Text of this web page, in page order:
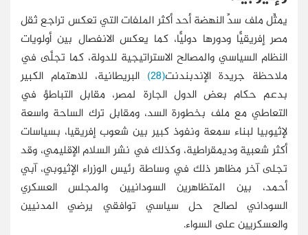
يمثِّل ملف سدِّ النهضة أحد أكثر الملفات التي تعكس تراجع ثقل
مصر إفريقيًّا ودورها دوليًّا، كما يعكس الانفصال بين أولويات
النظام السياسي والمصالح الاستراتيجية للدولة، كما تجلَّى في
ملاحظة جريدة الإندبندنت(28)
البريطانية، للاهتمام الكبير
بدعم حكام بعض الدول الجارة لمصر، مقابل التباطؤ في
التعاطي مع ملف بخطورة السد، ومقابل ترك الساحة واسعة
لإثيوبيا لبناء سمعة ونفوذ كبير بين شعوب إفريقيا، بسياسات
أكثر شعبية وديمقراطية، وكذلك في نشر السلام الإقليمي، وقد
تجلى آخر مظاهر ذلك في وساطة رئيس الوزراء الإثيوبي، آبي
أحمد، بين المتظاهرين السودانيين والمجلس العسكري
السوداني لصالح حل سياسي توافقي يرضي المدنيين
والعسكريين على السواء.